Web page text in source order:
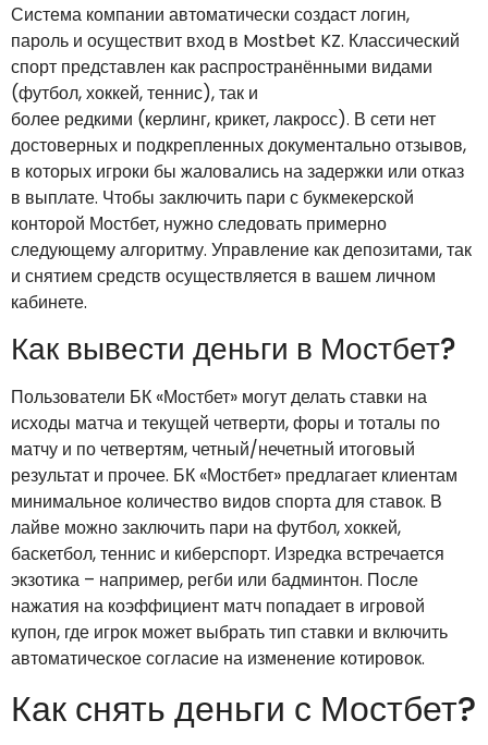
Система компании автоматически создаст логин,
пароль и осуществит вход в Mostbet KZ. Классический
спорт представлен как распространёнными видами
(футбол, хоккей, теннис), так и
более редкими (керлинг, крикет, лакросс). В сети нет
достоверных и подкрепленных документально отзывов,
в которых игроки бы жаловались на задержки или отказ
в выплате. Чтобы заключить пари с букмекерской
конторой Мостбет, нужно следовать примерно
следующему алгоритму. Управление как депозитами, так
и снятием средств осуществляется в вашем личном
кабинете.
Как вывести деньги в Мостбет?
Пользователи БК «Мостбет» могут делать ставки на
исходы матча и текущей четверти, форы и тоталы по
матчу и по четвертям, четный/нечетный итоговый
результат и прочее. БК «Мостбет» предлагает клиентам
минимальное количество видов спорта для ставок. В
лайве можно заключить пари на футбол, хоккей,
баскетбол, теннис и киберспорт. Изредка встречается
экзотика – например, регби или бадминтон. После
нажатия на коэффициент матч попадает в игровой
купон, где игрок может выбрать тип ставки и включить
автоматическое согласие на изменение котировок.
Как снять деньги с Мостбет?